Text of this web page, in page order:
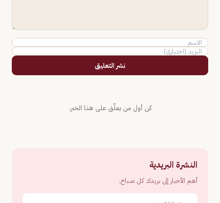
نشر التعليق
كن أول من يعلّق على هذا الخبر.
النشرة البريدية
أهم الأخبار إلى بريدك كل صباح.